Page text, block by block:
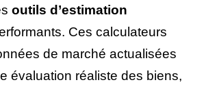
outils d’estimation
Ces calculateurs
de marché actualisées
évaluation réaliste des biens,